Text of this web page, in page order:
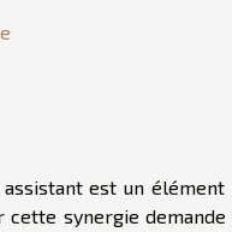
est un
synergie